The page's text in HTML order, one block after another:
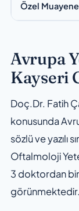
Özel
Avrupa
Kayseri
Doç.Dr. Fatih
konusunda
sözlü ve yazılı
Oftalmoloji
3 doktordan
görünmektedir.